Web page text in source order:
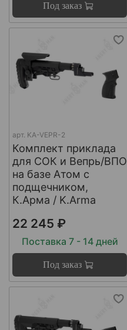
Под заказ
арт. KA-VEPR-2
Комплект приклада
для СОК и Вепрь/ВПО
на базе Атом с
подщечником,
К.Арма / K.Arma
22 245 ₽
Поставка 7 - 14 дней
Под заказ